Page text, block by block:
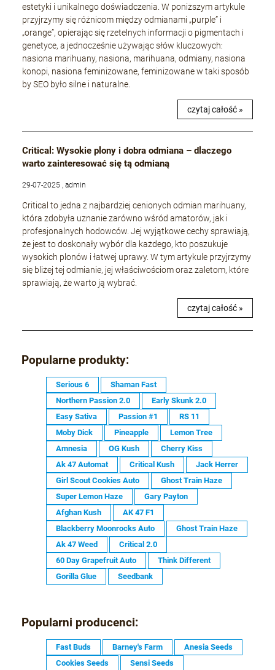
estetyki i unikalnego doświadczenia. W poniższym artykule
przyjrzymy się różnicom między odmianami „purple” i
„orange”, opierając się rzetelnych informacji o pigmentach i
genetyce, a jednocześnie używając słów kluczowych:
nasiona marihuany, nasiona, marihuana, odmiany, nasiona
konopi, nasiona feminizowane, feminizowane w taki sposób
by SEO było silne i naturalne.
czytaj całość »
Critical: Wysokie plony i dobra odmiana – dlaczego
warto zainteresować się tą odmianą
29-07-2025 , admin
Critical to jedna z najbardziej cenionych odmian marihuany,
która zdobyła uznanie zarówno wśród amatorów, jak i
profesjonalnych hodowców. Jej wyjątkowe cechy sprawiają,
że jest to doskonały wybór dla każdego, kto poszukuje
wysokich plonów i łatwej uprawy. W tym artykule przyjrzymy
się bliżej tej odmianie, jej właściwościom oraz zaletom, które
sprawiają, że warto ją wybrać.
czytaj całość »
Popularne produkty:
Serious 6
Shaman Fast
Northern Passion 2.0
Early Skunk 2.0
Easy Sativa
Passion #1
RS 11
Moby Dick
Pineapple
Lemon Tree
Amnesia
OG Kush
Cherry Kiss
Ak 47 Automat
Critical Kush
Jack Herrer
Girl Scout Cookies Auto
Ghost Train Haze
Super Lemon Haze
Gary Payton
Afghan Kush
AK 47 F1
Blackberry Moonrocks Auto
Ghost Train Haze
Ak 47 Weed
Critical 2.0
60 Day Grapefruit Auto
Think Different
Gorilla Glue
Seedbank
Popularni producenci:
Fast Buds Barney's Farm
Anesia Seeds
Cookies Seeds
Sensi Seeds